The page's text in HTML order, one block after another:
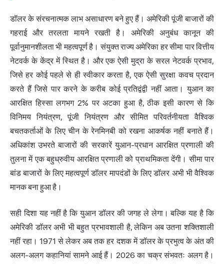
डॉलर के संरचनात्मक लाभ असाधारण बने हुए हैं। अमेरिकी पूंजी बाजारों की
गहराई और तरलता मायने रखती है। अमेरिकी अनुबंध कानून की
पूर्वानुमानशीलता भी महत्वपूर्ण है। संयुक्त राज्य अमेरिका हर सीमा पार वित्तीय
नेटवर्क के केंद्र में स्थित है। और एक ऐसी मुद्रा के सरल नेटवर्क प्रभाव,
जिसे हर कोई पहले से ही स्वीकार करता है, एक ऐसी सुरक्षा कवच प्रदान
करते हैं जिसे पार करने के करीब कोई प्रतिद्वंद्वी नहीं आता। युआन का
आरक्षित हिस्सा लगभग 2% पर अटका हुआ है, ठीक इसी कारण से कि
विनिमय नियंत्रण, पूंजी नियंत्रण और सीमित परिवर्तनीयता वैश्विक
बचतकर्ताओं के लिए चीन के रेनमिनबी को रखना आकर्षक नहीं बनाते हैं।
अधिकांश उभरते बाजारों की सरकारें युआन-प्रधान आरक्षित प्रणाली की
तुलना में एक बहुध्रुवीय आरक्षित प्रणाली को प्राथमिकता देंगी। सीमा पार
बांड बाजारों के लिए महत्वपूर्ण डॉलर मापदंडों के लिए डॉलर अभी भी वैश्विक
मानक बना हुआ है।
सही दिशा यह नहीं है कि युआन डॉलर की जगह ले लेगा। बल्कि यह है कि
अमेरिकी डॉलर अभी भी बहुत प्रभावशाली है, लेकिन अब उतना शक्तिशाली
नहीं रहा। 1971 से लेकर अब तक हर दशक में डॉलर के प्रभुत्व के अंत की
अलग-अलग कहानियां सामने आई हैं। 2026 का चक्र संभवतः अलग है।